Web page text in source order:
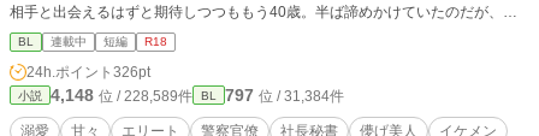
相手と出会えるはずと期待しつつももう40歳。半ば諦めかけていたのだが、あ
る事件で出会った久代要を見た瞬間、今まで感じたことのない感情が湧き上が
る。 彼が運命の相手だと悟った冬貴は必死で彼を囲い込む。 イケメンエリート
警察官僚と儚げな社長秘書のイチャラブハッピーエンド小説です。 シリーズも
のですが単体でもお楽しみにいただけます。 R18には※つけます。
BL 連載中 短編 R18
24h.ポイント 326pt
小説 4,148 位 / 228,589件 BL 797 位 / 31,384件
溺愛 甘々 エリート 警察官僚 社長秘書 儚げ美人
イケメン